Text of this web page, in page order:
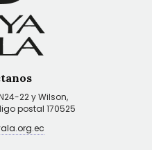
22 y Wilson,
postal 170525